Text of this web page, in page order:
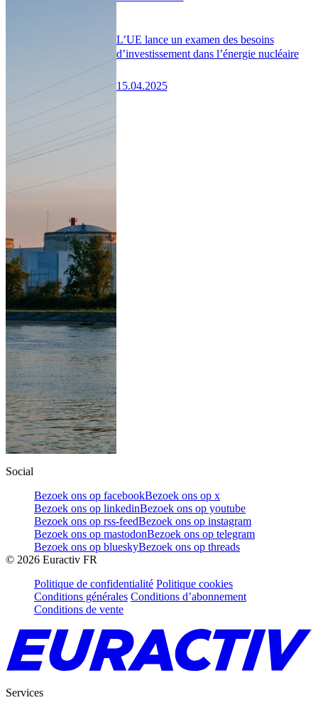
L’UE lance un examen des besoins
d’investissement dans l’énergie nucléaire
15.04.2025
Social
Bezoek ons op facebookBezoek ons op x
Bezoek ons op linkedinBezoek ons op youtube
Bezoek ons op rss-feedBezoek ons op instagram
Bezoek ons op mastodonBezoek ons op telegram
Bezoek ons op blueskyBezoek ons op threads
© 2026 Euractiv FR
Politique de confidentialité Politique cookies
Conditions générales Conditions d’abonnement
Conditions de vente
Services